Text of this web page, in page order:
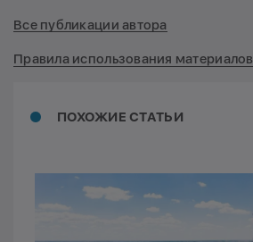
ПОХОЖИЕ СТАТЬИ
Все публикации автора
Правила использования материалов